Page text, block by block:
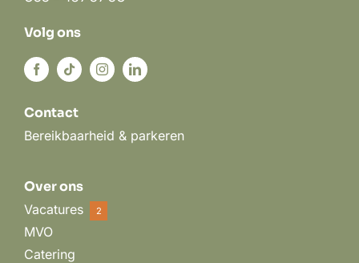
Contact
Bereikbaarheid & parkeren
Over ons
Vacatures 2
MVO
Catering
Volg ons